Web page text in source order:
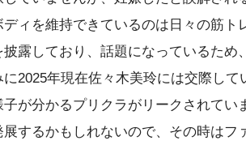
ディを維持できているのは日々の筋
露しており、話題になっているため
2025年現在佐々木美玲には交際し
が分かるプリクラがリークされて
するかもしれないので、その時はフ